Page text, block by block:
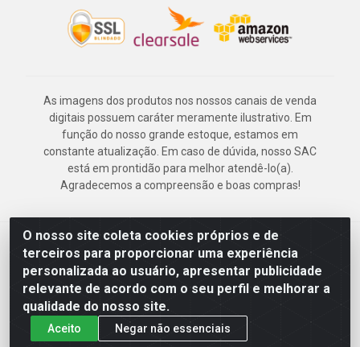
O nosso site coleta cookies próprios e de
terceiros para proporcionar uma experiência
personalizada ao usuário, apresentar publicidade
relevante de acordo com o seu perfil e melhorar a
qualidade do nosso site.
Aceito Negar não essenciais
As imagens dos produtos nos nossos canais de venda
digitais possuem caráter meramente ilustrativo. Em
função do nosso grande estoque, estamos em
constante atualização. Em caso de dúvida, nosso SAC
está em prontidão para melhor atendê-lo(a).
Agradecemos a compreensão e boas compras!
Deskontão Atacado - Av. Marechal Mascarenhas de Morais, 2471 -
Imbiribeira - Recife/PE - CEP 51.150-001 - CNPJ 24.150.377/0003-
57